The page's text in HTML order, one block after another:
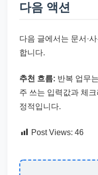
다음 액션
다음 글에서는 문서·
합니다.
추천 흐름: 반복 업무
주 쓰는 입력값과 체
정적입니다.
Post Views: 46